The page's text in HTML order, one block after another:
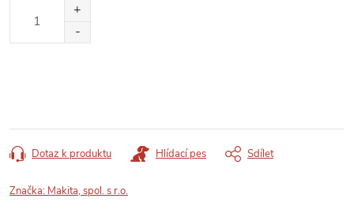
Dotaz k produktu Hlídací pes Sdílet
Značka: Makita, spol. s r.o.